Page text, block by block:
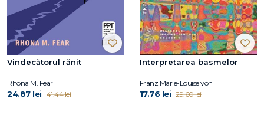
Vindecătorul rănit
Rhona M. Fear
24.87 lei 41.44 lei
Interpretarea basmelor
Franz Marie-Louise von
17.76 lei 29.60 lei